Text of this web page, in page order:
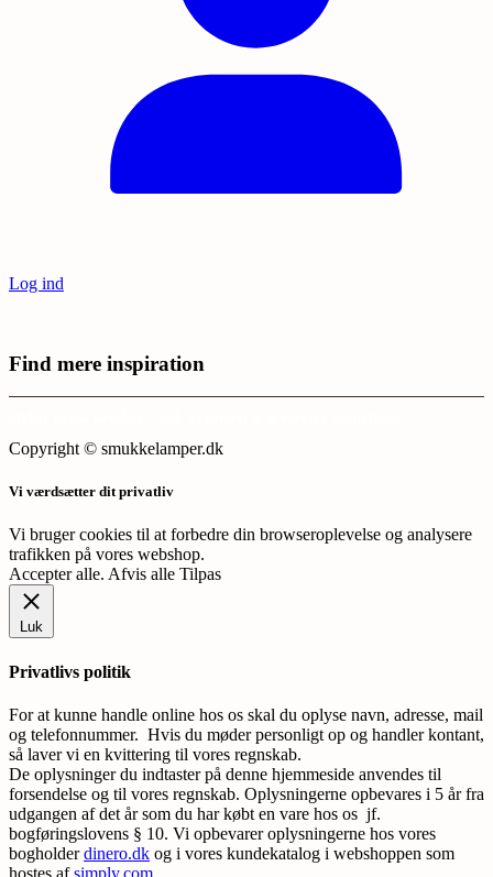
Log ind
Find mere inspiration
Copyright © smukkelamper.dk
Vi værdsætter dit privatliv
Vi bruger cookies til at forbedre din browseroplevelse og analysere
trafikken på vores webshop.
Accepter alle. Afvis alle Tilpas
Luk
Privatlivs politik
For at kunne handle online hos os skal du oplyse navn, adresse, mail
og telefonnummer. Hvis du møder personligt op og handler kontant,
så laver vi en kvittering til vores regnskab.
De oplysninger du indtaster på denne hjemmeside anvendes til
forsendelse og til vores regnskab. Oplysningerne opbevares i 5 år fra
udgangen af det år som du har købt en vare hos os jf.
bogføringslovens § 10. Vi opbevarer oplysningerne hos vores
bogholderdinero.dk og i vores kundekatalog i webshoppen som
hostes afsimply.com.